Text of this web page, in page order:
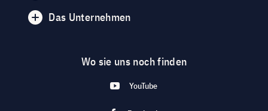
Das Unternehmen
Wo sie uns noch finden
YouTube